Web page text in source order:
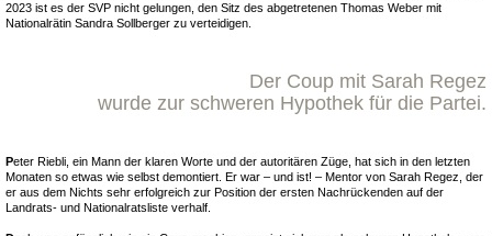
2023 ist es der SVP nicht gelungen, den Sitz des abgetretenen Thomas Weber mit
Nationalrätin Sandra Sollberger zu verteidigen.
Der Coup mit Sarah Regez
wurde zur schweren Hypothek für die Partei.
Peter Riebli, ein Mann der klaren Worte und der autoritären Züge, hat sich in den letzten
Monaten so etwas wie selbst demontiert. Er war – und ist! – Mentor von Sarah Regez, der
er aus dem Nichts sehr erfolgreich zur Position der ersten Nachrückenden auf der
Landrats- und Nationalratsliste verhalf.